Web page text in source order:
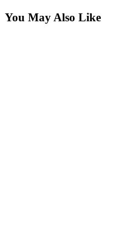
You May Also Like